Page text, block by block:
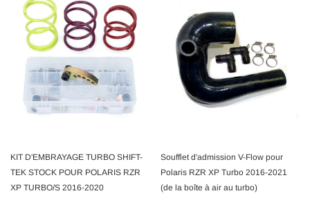
KIT D'EMBRAYAGE TURBO SHIFT-
TEK STOCK POUR POLARIS RZR
XP TURBO/S 2016-2020
Soufflet d'admission V-Flow pour
Polaris RZR XP Turbo 2016-2021
(de la boîte à air au turbo)